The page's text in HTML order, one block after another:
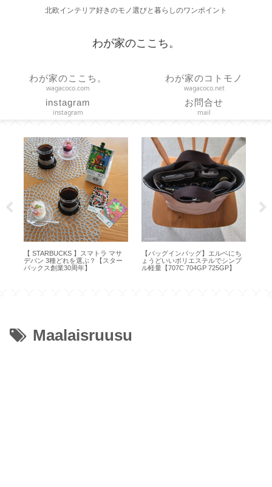
北欧インテリア好きのモノ選びと暮らしのワンポイント
わが家のここち。
わが家のここち。
wagacoco.com
わが家のコトモノ
wagacoco.net
instagram
instagram
お問合せ
mail
【 STARBUCKS 】スマトラ マサ
デパン 3種どれを選ぶ？【スター
バックス創業30周年】
【バッグインバッグ】エルベにち
ょうどいいポリエステルでシンプ
ル軽量【707C 704GP 725GP】
Maalaisruusu